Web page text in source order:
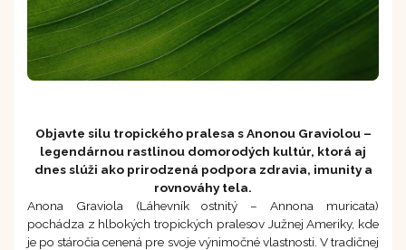
Objavte silu tropického pralesa s Anonou Graviolou –
legendárnou rastlinou domorodých kultúr, ktorá aj
dnes slúži ako prirodzená podpora zdravia, imunity a
rovnováhy tela.
Anona Graviola (Láhevník ostnitý – Annona muricata)
pochádza z hlbokých tropických pralesov Južnej Ameriky, kde
je po stáročia cenená pre svoje výnimočné vlastnosti. V tradičnej